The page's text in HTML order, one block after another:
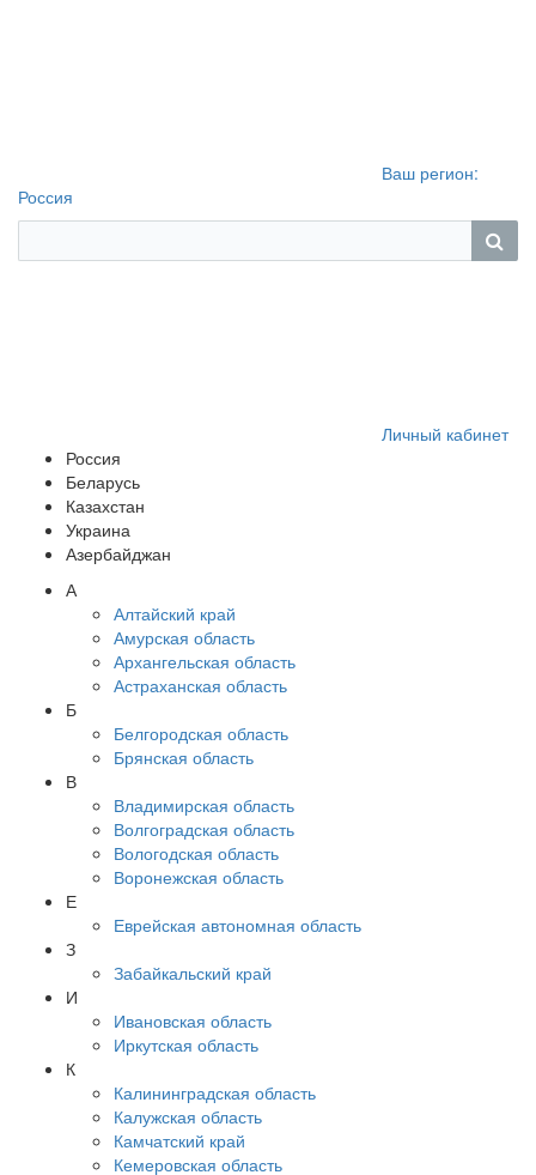
Ваш регион:
Россия
Личный кабинет
Россия
Беларусь
Казахстан
Украина
Азербайджан
А
Алтайский край
Амурская область
Архангельская область
Астраханская область
Б
Белгородская область
Брянская область
В
Владимирская область
Волгоградская область
Вологодская область
Воронежская область
Е
Еврейская автономная область
З
Забайкальский край
И
Ивановская область
Иркутская область
К
Калининградская область
Калужская область
Камчатский край
Кемеровская область